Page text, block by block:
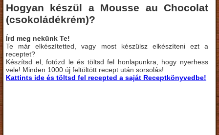
Hogyan készül a Mousse au Chocolat
(csokoládékrém)?
Írd meg nekünk Te!
Te már elkészítetted, vagy most készülsz elkészíteni ezt a
receptet?
Készítsd el, fotózd le és töltsd fel honlapunkra, hogy nyerhess
vele! Minden 1000 új feltöltött recept után sorsolás!
Kattints ide és töltsd fel recepted a saját Receptkönyvedbe!